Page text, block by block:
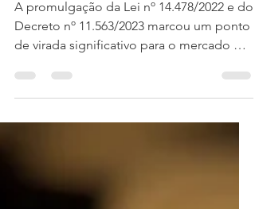
Tecnológico do Brasil
A promulgação da Lei nº 14.478/2022 e do
Decreto nº 11.563/2023 marcou um ponto